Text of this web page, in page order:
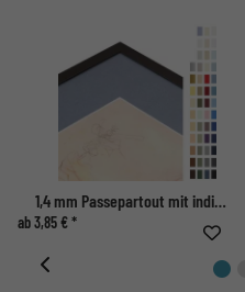
1,4 mm Passepartout mit individuellem Ausschnitt
ab 3,85 € *